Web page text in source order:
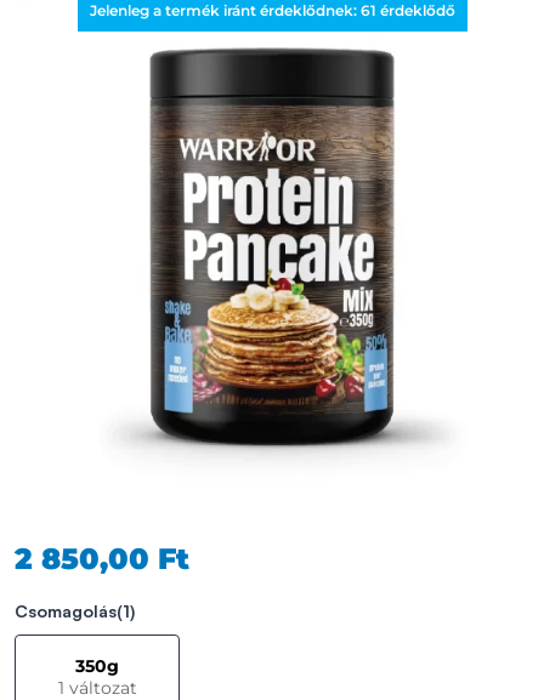
Jelenleg a termék iránt érdeklődnek: 61 érdeklődő
2 850,00 Ft
Csomagolás(1)
350g
1 változat